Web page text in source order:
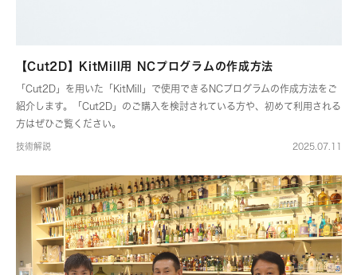
【Cut2D】KitMill用 NCプログラムの作成方法
「Cut2D」を用いた「KitMill」で使用できるNCプログラムの作成方法をご
紹介します。「Cut2D」のご購入を検討されている方や、初めて利用される
方はぜひご覧ください。
技術解説 2025.07.11